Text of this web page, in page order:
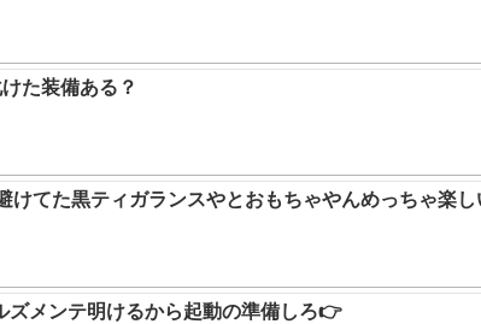
た装備ある？
けてた黒ティガランスやとおもちゃやんめっちゃ楽し
ズメンテ明けるから起動の準備しろ👉